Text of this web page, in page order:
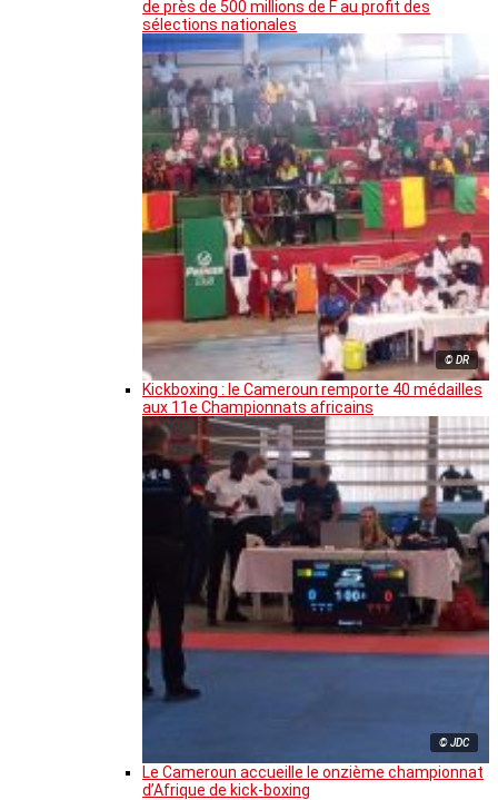
de près de 500 millions de F au profit des
sélections nationales
© DR
Kickboxing : le Cameroun remporte 40 médailles
aux 11e Championnats africains
© JDC
Le Cameroun accueille le onzième championnat
d’Afrique de kick-boxing